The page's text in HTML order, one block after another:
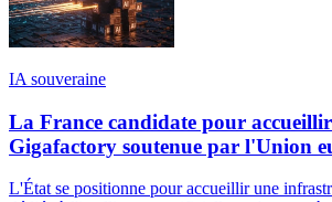
IA souveraine
La France candidate pour
Gigafactory soutenue par l'Union
L'État se positionne pour accueillir une